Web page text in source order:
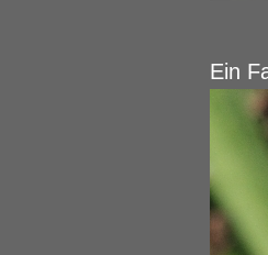
Ein